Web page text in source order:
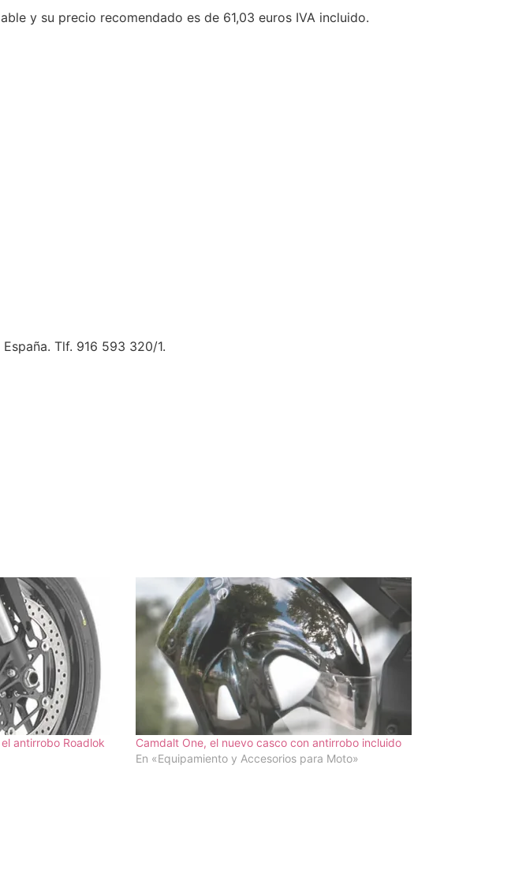
y su precio recomendado es de 61,03 euros IVA incluido.
Tlf. 916 593 320/1.
antirrobo Roadlok
Camdalt One, el nuevo casco con antirrobo incluido
En «Equipamiento y Accesorios para Moto»